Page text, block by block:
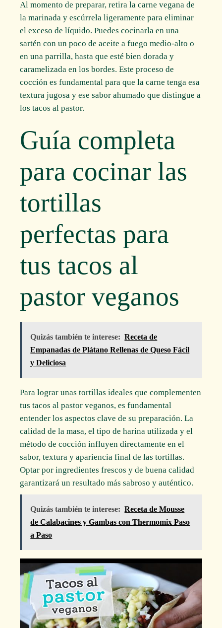
Al momento de preparar, retira la carne vegana de
la marinada y escúrrela ligeramente para eliminar
el exceso de líquido. Puedes cocinarla en una
sartén con un poco de aceite a fuego medio-alto o
en una parrilla, hasta que esté bien dorada y
caramelizada en los bordes. Este proceso de
cocción es fundamental para que la carne tenga esa
textura jugosa y ese sabor ahumado que distingue a
los tacos al pastor.
Guía completa
para cocinar las
tortillas
perfectas para
tus tacos al
pastor veganos
Quizás también te interese: Receta de
Empanadas de Plátano Rellenas de Queso Fácil
y Deliciosa
Para lograr unas tortillas ideales que complementen
tus tacos al pastor veganos, es fundamental
entender los aspectos clave de su preparación. La
calidad de la masa, el tipo de harina utilizada y el
método de cocción influyen directamente en el
sabor, textura y apariencia final de las tortillas.
Optar por ingredientes frescos y de buena calidad
garantizará un resultado más sabroso y auténtico.
Quizás también te interese: Receta de Mousse
de Calabacines y Gambas con Thermomix Paso
a Paso